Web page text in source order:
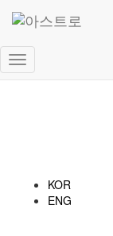
내
KOR
ENG